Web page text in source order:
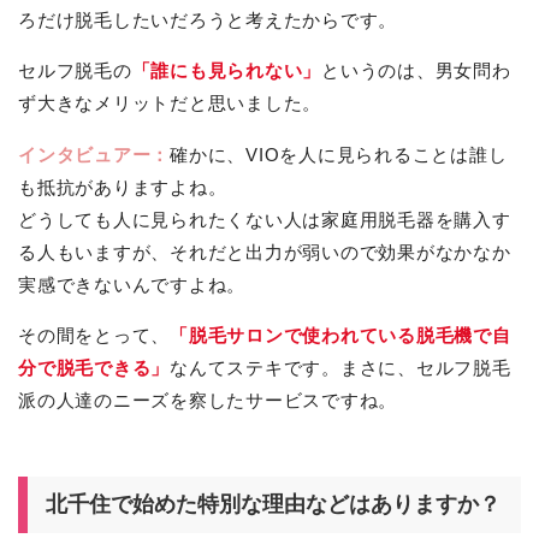
ろだけ脱毛したいだろうと考えたからです。
セルフ脱毛の 「誰にも見られない」
というのは、男女問わ
ず大きなメリットだと思いました。
インタビュアー：確かに、VIOを人に見られることは誰し
も抵抗がありますよね。
どうしても人に見られたくない人は家庭用脱毛器を購入す
る人もいますが、それだと出力が弱いので効果がなかなか
実感できないんですよね。
その間をとって、
「脱毛サロンで使われている脱毛機で自
分で脱毛できる」 なんてステキです。まさに、セルフ脱毛
派の人達のニーズを察したサービスですね。
北千住で始めた特別な理由などはありますか？